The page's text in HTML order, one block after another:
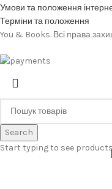
Умови та положення
Терміни та положення
You & Books. Всі права
Search
Start typing to see